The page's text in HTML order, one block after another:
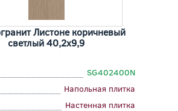
Листоне коричневый
светлый 40,2x9,9
SG402400N
Напольная плитка
Настенная плитка